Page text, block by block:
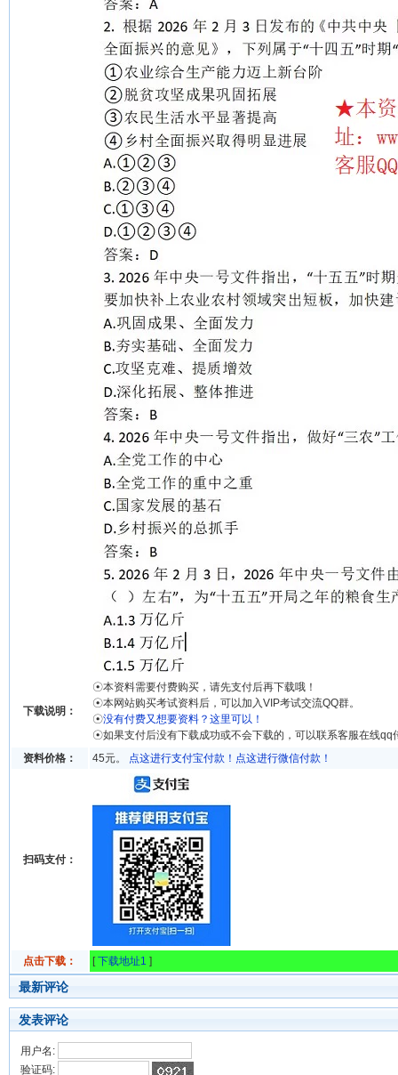
下载说明：
☉本资料需要付费购买，请先支付后再下载哦！
☉本网站购买考试资料后，可以加入VIP考试交流QQ群。
☉没有付费又想要资料？这里可以！
☉如果支付后没有下载成功或不会下载的，可以联系客服在线qq
资料价格：
45元。 点这进行支付宝付款！ 点这进行微信付款！
扫码支付：
点击下载： [下载地址1 ]
最新评论
发表评论
用户名:
验证码: